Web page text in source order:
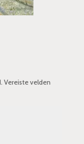
Vereiste velden